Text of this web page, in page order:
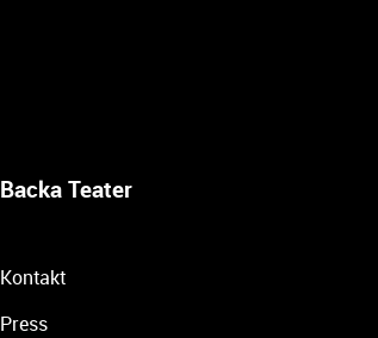
Backa Teater
Kontakt
Press